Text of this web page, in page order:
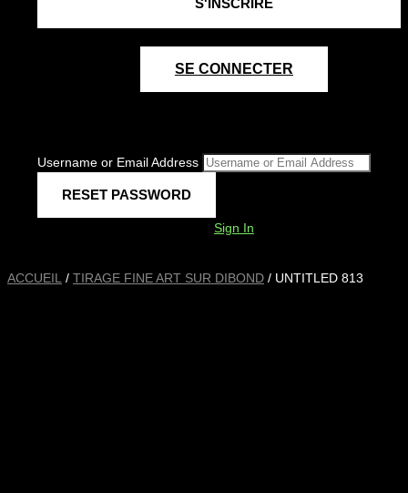
SE CONNECTER
Username or Email Address
Sign In
ACCUEIL / TIRAGE FINE ART SUR DIBOND / UNTITLED 813